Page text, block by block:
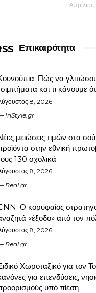
Επικαιρότητα
Πώς να
και τι κάνουμε
8, 2026
InStyle.gr
μειώσεις τιμών στα
στην εθνική
130 σχολικά
8, 2026
Real.gr
Ο κορυφαίος
«έξοδο» από τον
8, 2026
Real.gr
Χωροταξικό για τον
για επενδύσεις,
υπό πίεση